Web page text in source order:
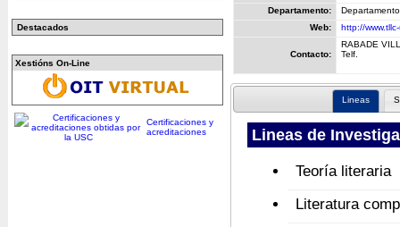
Destacados
Xestións On-Line
Certificaciones y
acreditaciones
Departamento:
Web:
http://
Contacto:
RABADE
Telf.
Lineas
Lineas de
Teoría literaria
Literatura